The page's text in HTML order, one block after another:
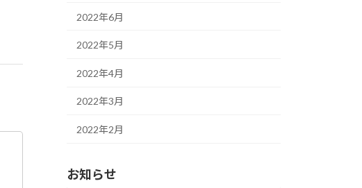
2022年6月
2022年5月
2022年4月
2022年3月
2022年2月
お知らせ